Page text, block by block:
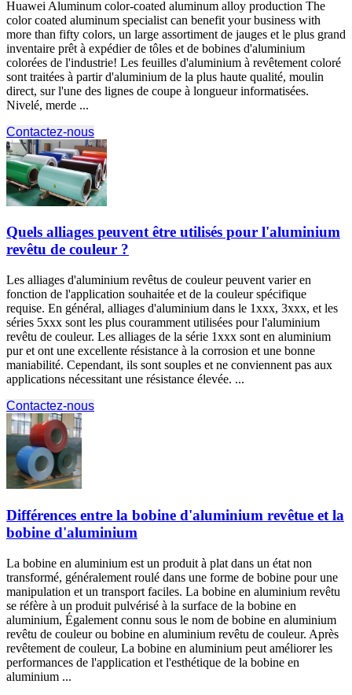
Huawei Aluminum color-coated aluminum alloy production The
color coated aluminum specialist can benefit your business with
more than fifty colors, un large assortiment de jauges et le plus grand
inventaire prêt à expédier de tôles et de bobines d'aluminium
colorées de l'industrie! Les feuilles d'aluminium à revêtement coloré
sont traitées à partir d'aluminium de la plus haute qualité, moulin
direct, sur l'une des lignes de coupe à longueur informatisées.
Nivelé, merde ...
Contactez-nous
Quels alliages peuvent être utilisés pour l'aluminium
revêtu de couleur ?
Les alliages d'aluminium revêtus de couleur peuvent varier en
fonction de l'application souhaitée et de la couleur spécifique
requise. En général, alliages d'aluminium dans le 1xxx, 3xxx, et les
séries 5xxx sont les plus couramment utilisées pour l'aluminium
revêtu de couleur. Les alliages de la série 1xxx sont en aluminium
pur et ont une excellente résistance à la corrosion et une bonne
maniabilité. Cependant, ils sont souples et ne conviennent pas aux
applications nécessitant une résistance élevée. ...
Contactez-nous
Différences entre la bobine d'aluminium revêtue et la
bobine d'aluminium
La bobine en aluminium est un produit à plat dans un état non
transformé, généralement roulé dans une forme de bobine pour une
manipulation et un transport faciles. La bobine en aluminium revêtu
se réfère à un produit pulvérisé à la surface de la bobine en
aluminium, Également connu sous le nom de bobine en aluminium
revêtu de couleur ou bobine en aluminium revêtu de couleur. Après
revêtement de couleur, La bobine en aluminium peut améliorer les
performances de l'application et l'esthétique de la bobine en
aluminium ...